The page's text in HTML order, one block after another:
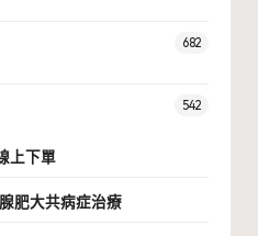
682
542
上下單
肥大共病症治療